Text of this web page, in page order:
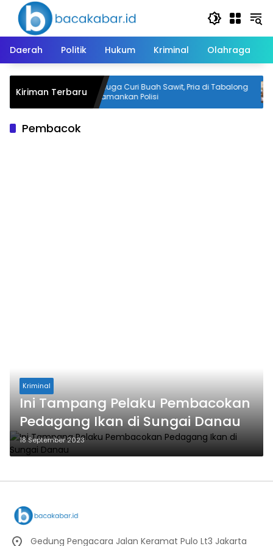
Langsung
konten
Daerah
Politik Hukum Kriminal Olahraga
Kiriman Terbaru
Raperda
Diduga Curi Buah Sawit, Pria di Tabalong
Diamankan Polisi
Pembacok
Kriminal
Ini Tampang Pelaku Pembacokan
Pedagang Ikan di Sungai Danau
18 September 2023
Gedung Pengacara Jalan Keramat Pulo Lt3 Jakarta